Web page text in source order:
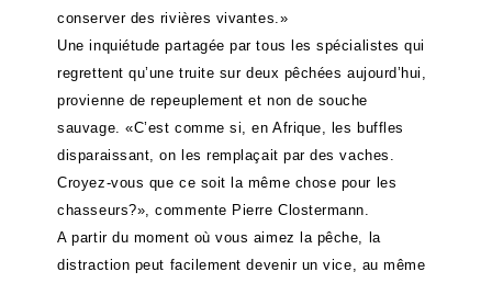
conserver des rivières vivantes.»
Une inquiétude partagée par tous les spécialistes qui
regrettent qu’une truite sur deux pêchées aujourd’hui,
provienne de repeuplement et non de souche
sauvage. «C’est comme si, en Afrique, les buffles
disparaissant, on les remplaçait par des vaches.
Croyez-vous que ce soit la même chose pour les
chasseurs?», commente Pierre Clostermann.
A partir du moment où vous aimez la pêche, la
distraction peut facilement devenir un vice, au même